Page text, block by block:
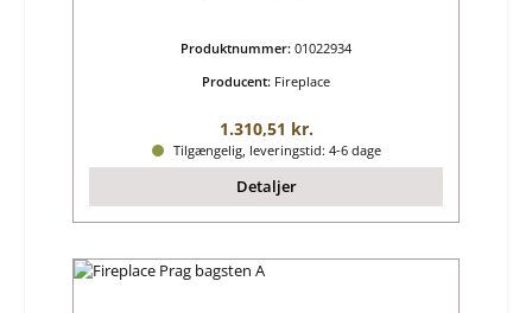
Produktnummer: 01022934
Producent: Fireplace
Almindelig pris:
1.310,51 kr.
Tilgængelig, leveringstid: 4-6 dage
Detaljer